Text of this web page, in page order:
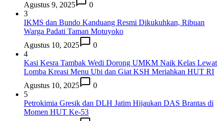
Agustus 9, 2025
0
3
IKMS dan Bundo Kanduang Resmi Dikukuhkan, Ribuan
Warga Padati Taman Motuyoko
Agustus 10, 2025
0
4
Kasi Kesra Tambak Wedi Dorong UMKM Naik Kelas Lewat
Lomba Kreasi Menu Ubi dan Giat KSH Meriahkan HUT RI
Agustus 10, 2025
0
5
Petrokimia Gresik dan DLH Jatim Hijaukan DAS Brantas di
Momen HUT Ke-53